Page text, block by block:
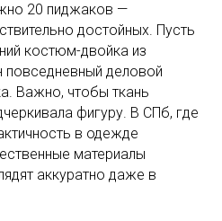
20 пиджаков —
достойных. Пусть
костюм-двойка из
деловой
Важно, чтобы ткань
фигуру. В СПб, где
в одежде
материалы
аккуратно даже в